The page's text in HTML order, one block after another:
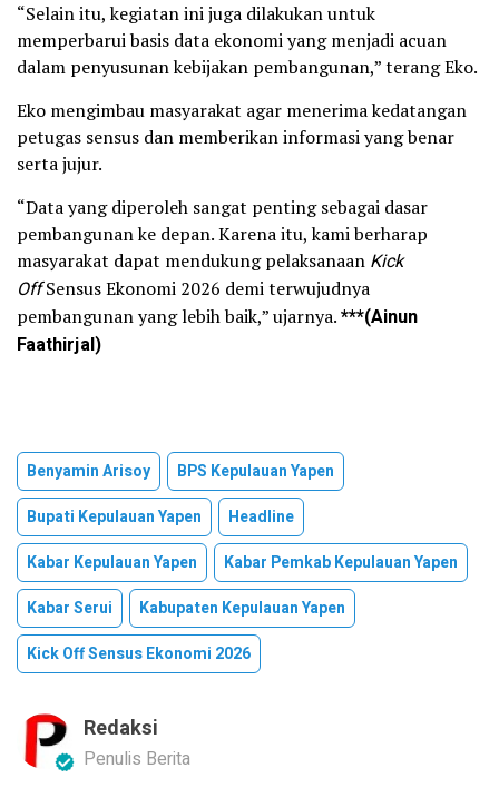
“Selain itu, kegiatan ini juga dilakukan untuk
memperbarui basis data ekonomi yang menjadi acuan
dalam penyusunan kebijakan pembangunan,” terang Eko.
Eko mengimbau masyarakat agar menerima kedatangan
petugas sensus dan memberikan informasi yang benar
serta jujur.
“Data yang diperoleh sangat penting sebagai dasar
pembangunan ke depan. Karena itu, kami berharap
masyarakat dapat mendukung pelaksanaan Kick
OffSensus Ekonomi 2026 demi terwujudnya
pembangunan yang lebih baik,” ujarnya.***(Ainun
Faathirjal)
Benyamin Arisoy
BPS Kepulauan Yapen
Bupati Kepulauan Yapen
Headline
Kabar Kepulauan Yapen
Kabar Pemkab Kepulauan Yapen
Kabar Serui
Kabupaten Kepulauan Yapen
Kick Off Sensus Ekonomi 2026
Redaksi
Penulis Berita